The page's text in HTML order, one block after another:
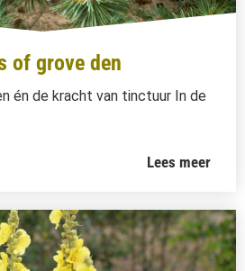
of grove den
én de kracht van tinctuur In de
Lees meer